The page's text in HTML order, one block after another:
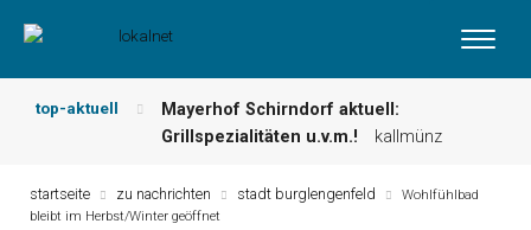
top-aktuell
Mayerhof Schirndorf aktuell:
Grillspezialitäten u.v.m.!
kallmünz
und mehr …
burglengenfeld
Der „deutsche Michel“ muss nun
startseite zu nachrichten stadt burglengenfeld
Wohlfühlbad
bleibt im Herbst/Winter geöffnet